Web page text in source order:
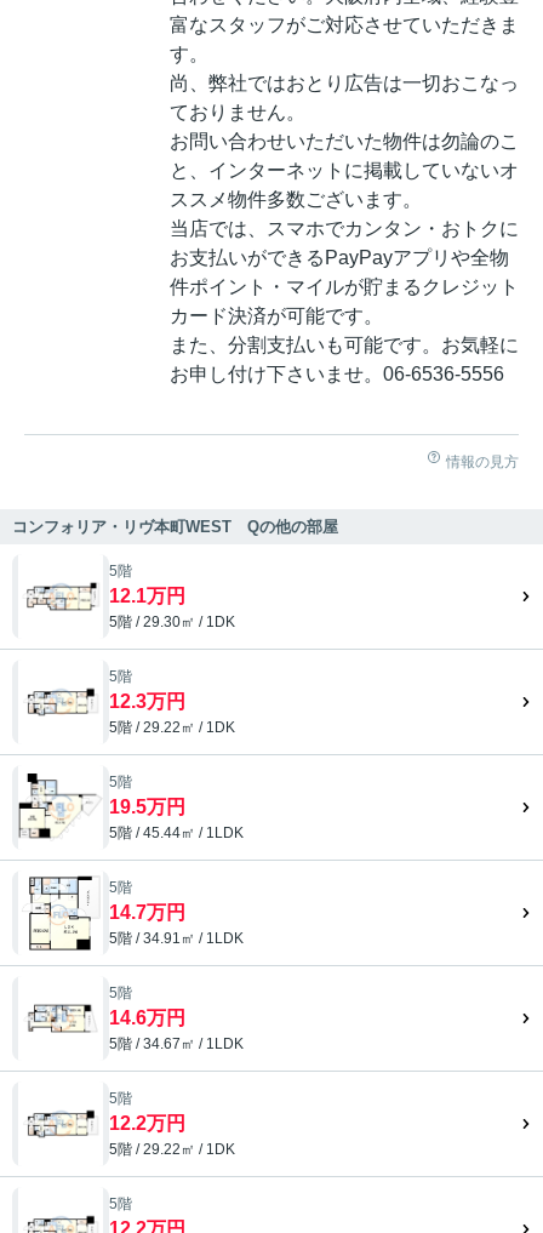
富なスタッフがご対応させていただきま
す。
尚、弊社ではおとり広告は一切おこなっ
ておりません。
お問い合わせいただいた物件は勿論のこ
と、インターネットに掲載していないオ
ススメ物件多数ございます。
当店では、スマホでカンタン・おトクに
お支払いができるPayPayアプリや全物
件ポイント・マイルが貯まるクレジット
カード決済が可能です。
また、分割支払いも可能です。お気軽に
お申し付け下さいませ。06-6536-5556
情報の見方
コンフォリア・リヴ本町WEST Qの他の部屋
5階
12.1万円
5階 / 29.30㎡ / 1DK
5階
12.3万円
5階 / 29.22㎡ / 1DK
5階
19.5万円
5階 / 45.44㎡ / 1LDK
5階
14.7万円
5階 / 34.91㎡ / 1LDK
5階
14.6万円
5階 / 34.67㎡ / 1LDK
5階
12.2万円
5階 / 29.22㎡ / 1DK
5階
12.2万円